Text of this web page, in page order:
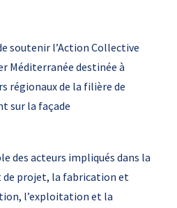
soutenir l’Action Collective
Méditerranée destinée à
régionaux de la filière de
sur la façade
des acteurs impliqués dans la
de projet, la fabrication et
l’exploitation et la